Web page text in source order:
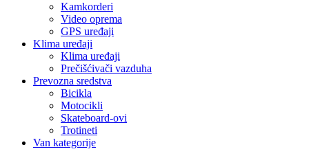
Kamkorderi
Video oprema
GPS uređaji
Klima uređaji
Klima uređaji
Prečišćivači vazduha
Prevozna sredstva
Bicikla
Motocikli
Skateboard-ovi
Trotineti
Van kategorije